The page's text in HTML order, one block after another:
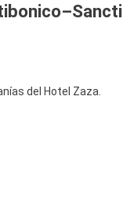
del Hotel Zaza.